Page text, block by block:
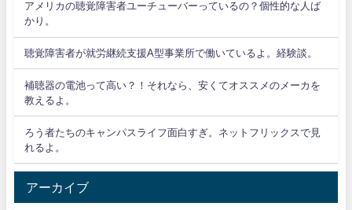
アメリカの聴覚障害者ユーチューバーっているの？個性的な人ば
かり。
聴覚障害者が就労継続支援A型事業所で働いているよ。経験談。
補聴器の電池って高い？！それなら、安くてオススメのメーカを
教えるよ。
ろう者たちのキャンパスライフ面白すぎ。ネットフリックスで見
れるよ。
アーカイブ